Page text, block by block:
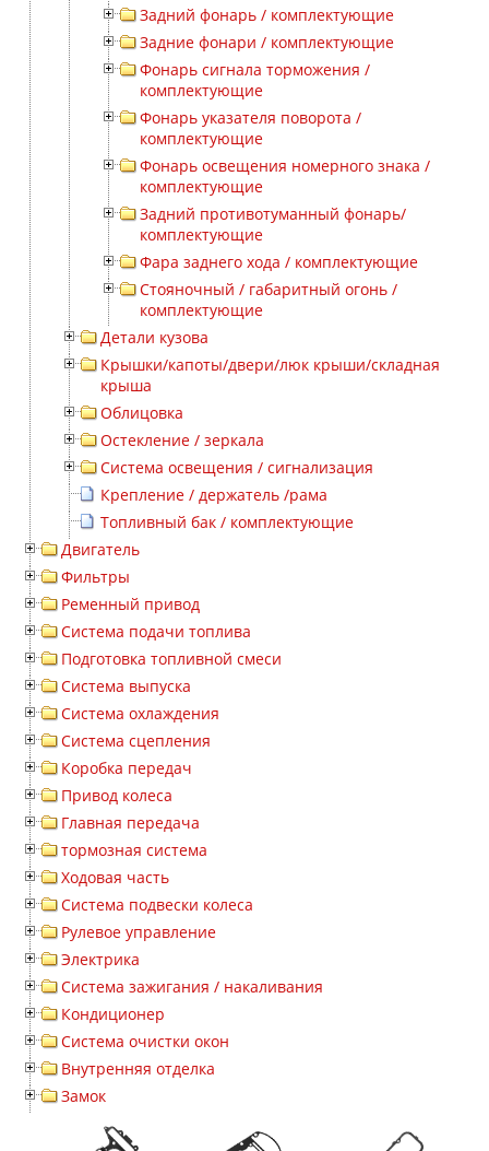
Задний фонарь / комплектующие
Задние фонари / комплектующие
Фонарь сигнала торможения /
комплектующие
Фонарь указателя поворота /
комплектующие
Фонарь освещения номерного знака /
комплектующие
Задний противотуманный фонарь/
комплектующие
Фара заднего хода / комплектующие
Стояночный / габаритный огонь /
комплектующие
Детали кузова
Крышки/капоты/двери/люк крыши/складная
крыша
Облицовка
Остекление / зеркала
Система освещения / сигнализация
Крепление / держатель /рама
Топливный бак / комплектующие
Двигатель
Фильтры
Ременный привод
Система подачи топлива
Подготовка топливной смеси
Система выпуска
Система охлаждения
Система сцепления
Коробка передач
Привод колеса
Главная передача
тормозная система
Ходовая часть
Система подвески колеса
Рулевое управление
Электрика
Система зажигания / накаливания
Кондиционер
Система очистки окон
Внутренняя отделка
Замок